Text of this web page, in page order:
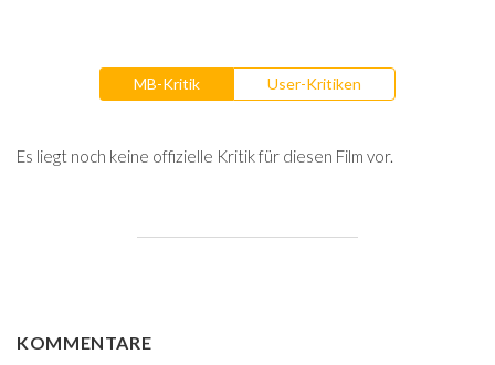
MB-Kritik User-Kritiken
Es liegt noch keine offizielle Kritik für diesen Film vor.
KOMMENTARE